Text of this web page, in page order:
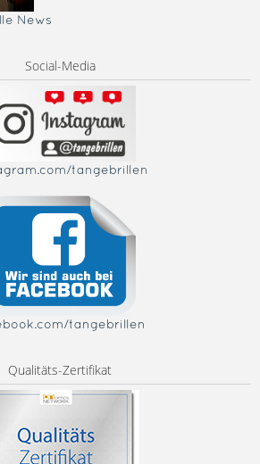
News
Social-Media
tangebrillen
tangebrillen
Qualitäts-Zertifikat